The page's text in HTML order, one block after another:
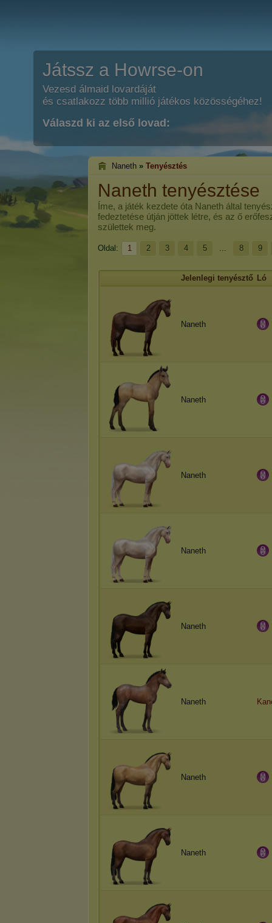
Játssz a Howrse-on
Vezesd álmaid lovardáját
és csatlakozz több millió játékos közösségéhez!
Válaszd ki az első lovad:
Naneth » Tenyésztés
Naneth tenyésztése
Íme, a játék kezdete óta Naneth által
fedeztetése útján jöttek létre, és az ő
születtek meg.
Oldal: 1 2 3 4 5 ... 8 9
Jelenlegi tenyésztő Ló
Naneth
Naneth
Naneth
Naneth
Naneth
Naneth
Naneth
Naneth